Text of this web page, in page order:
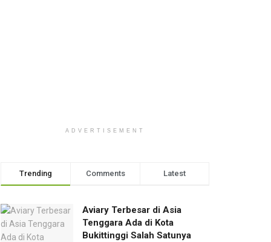
ADVERTISEMENT
Trending Comments Latest
Aviary Terbesar di Asia
Tenggara Ada di Kota
Bukittinggi Salah Satunya